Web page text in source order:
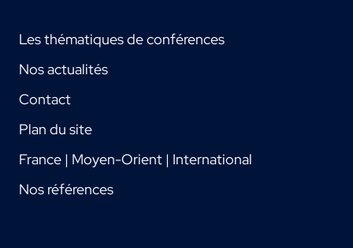
Les thématiques de conférences
Nos actualités
Contact
Plan du site
France | Moyen-Orient | International
Nos références